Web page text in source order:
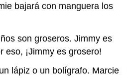
bajará con manguera los
son groseros. Jimmy es
eso, ¡Jimmy es grosero!
lápiz o un bolígrafo. Marcie